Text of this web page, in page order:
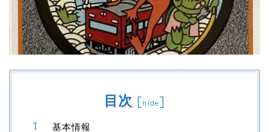
目次 [hide]
基本情報